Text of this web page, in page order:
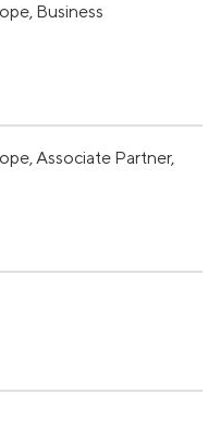
Business
Associate Partner,